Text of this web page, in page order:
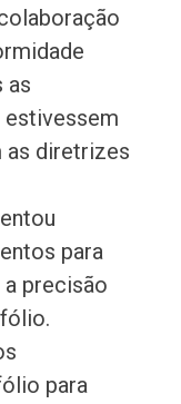
as
as diretrizes
para
precisão
para